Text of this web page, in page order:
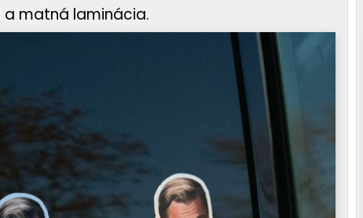
NA TRENDY
– Spojenie klasickej rozprávkovej postavy
kultúre a vieš ju s humorom aplikovať na čokoľvek.
– Všetci poznáme Šmoulinku ako milú
spôsob, ako rozbiť nudný vzhľad tvojho auta.
Táto nálepka nie je pre každého. Vyberá si ju vodič, ktorý
a matná laminácia.